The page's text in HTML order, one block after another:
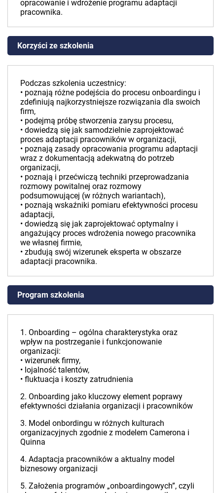
opracowanie i wdrożenie programu adaptacji
pracownika.
Korzyści ze szkolenia
Podczas szkolenia uczestnicy:
• poznają różne podejścia do procesu onboardingu i
zdefiniują najkorzystniejsze rozwiązania dla swoich
firm,
• podejmą próbę stworzenia zarysu procesu,
• dowiedzą się jak samodzielnie zaprojektować
proces adaptacji pracowników w organizacji,
• poznają zasady opracowania programu adaptacji
wraz z dokumentacją adekwatną do potrzeb
organizacji,
• poznają i przećwiczą techniki przeprowadzania
rozmowy powitalnej oraz rozmowy
podsumowującej (w różnych wariantach),
• poznają wskaźniki pomiaru efektywności procesu
adaptacji,
• dowiedzą się jak zaprojektować optymalny i
angażujący proces wdrożenia nowego pracownika
we własnej firmie,
• zbudują swój wizerunek eksperta w obszarze
adaptacji pracownika.
Program szkolenia
1. Onboarding – ogólna charakterystyka oraz
wpływ na postrzeganie i funkcjonowanie
organizacji:
• wizerunek firmy,
• lojalność talentów,
• fluktuacja i koszty zatrudnienia
2. Onboarding jako kluczowy element poprawy
efektywności działania organizacji i pracowników
3. Model onbordingu w różnych kulturach
organizacyjnych zgodnie z modelem Camerona i
Quinna
4. Adaptacja pracowników a aktualny model
biznesowy organizacji
5. Założenia programów „onboardingowych”, czyli